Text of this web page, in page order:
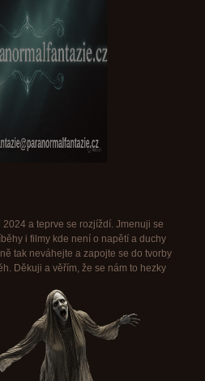
a teprve se rozjíždí. Jmenuji se
i filmy kde není o napětí a duchy
tak neváhejte a zapojte se do tvorby
Děkuji a věřím, že se nám to hezky